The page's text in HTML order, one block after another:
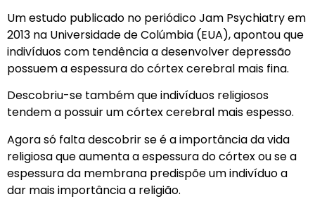
Um estudo publicado no periódico Jam Psychiatry em
2013 na Universidade de Colúmbia (EUA), apontou que
indivíduos com tendência a desenvolver depressão
possuem a espessura do córtex cerebral mais fina.
Descobriu-se também que indivíduos religiosos
tendem a possuir um córtex cerebral mais espesso.
Agora só falta descobrir se é a importância da vida
religiosa que aumenta a espessura do córtex ou se a
espessura da membrana predispõe um indivíduo a
dar mais importância a religião.